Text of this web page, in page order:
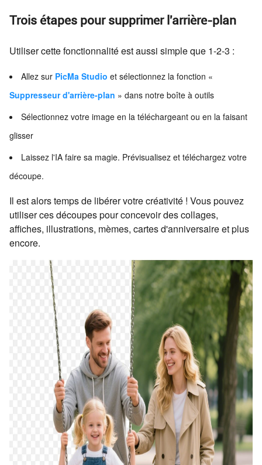
Trois étapes pour supprimer l'arrière-plan
Utiliser cette fonctionnalité est aussi simple que 1-2-3 :
Allez sur PicMa Studio et sélectionnez la fonction «
Suppresseur d'arrière-plan » dans notre boîte à outils
Sélectionnez votre image en la téléchargeant ou en la faisant
glisser
Laissez l'IA faire sa magie. Prévisualisez et téléchargez votre
découpe.
Il est alors temps de libérer votre créativité ! Vous pouvez
utiliser ces découpes pour concevoir des collages,
affiches, illustrations, mèmes, cartes d'anniversaire et plus
encore.